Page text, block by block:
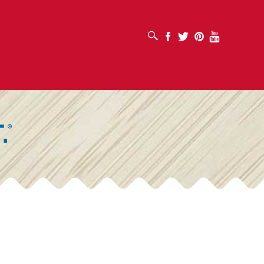
OUVRIR LA BOÎTE DE RECHERCHE
Facebook
Twitter PinterestYoutube